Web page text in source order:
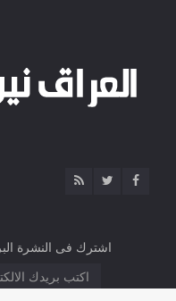
اشترك فى النشرة